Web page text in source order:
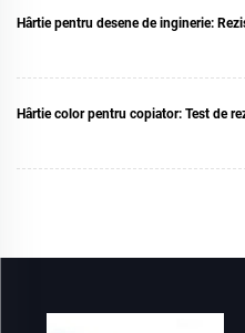
Hârtie pentru desene de inginerie:
Hârtie color pentru copiator: Test de